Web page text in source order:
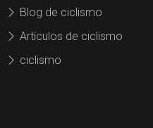
Blog de ciclismo
Artículos de ciclismo
ciclismo